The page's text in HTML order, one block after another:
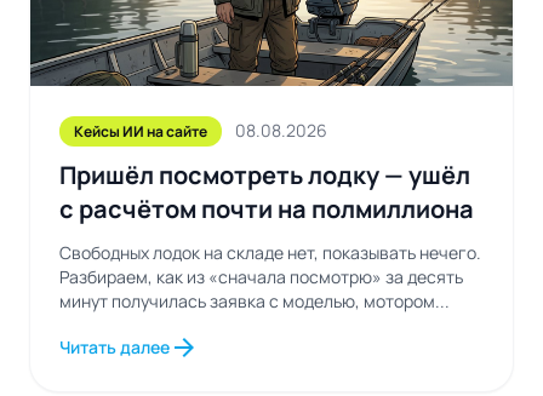
Кейсы ИИ на сайте 08.08.2026
Пришёл посмотреть лодку — ушёл
с расчётом почти на полмиллиона
Свободных лодок на складе нет, показывать нечего.
Разбираем, как из «сначала посмотрю» за десять
минут получилась заявка с моделью, мотором...
Читать далее arrow_forward